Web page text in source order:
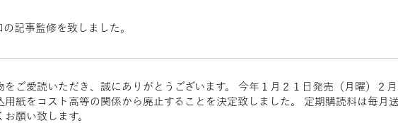
記事監修を致しました。
をご愛読いただき、誠にありがとうございます。 今年１月２１日発売（月曜）２
用紙をコスト高等の関係から廃止することを決定致しました。 定期購読料は毎月
願い致します。